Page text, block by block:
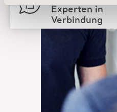
Experten in
Verbindung